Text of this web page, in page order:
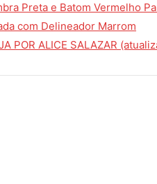
Preta e Batom Vermelho
com Delineador Marrom
POR ALICE SALAZAR